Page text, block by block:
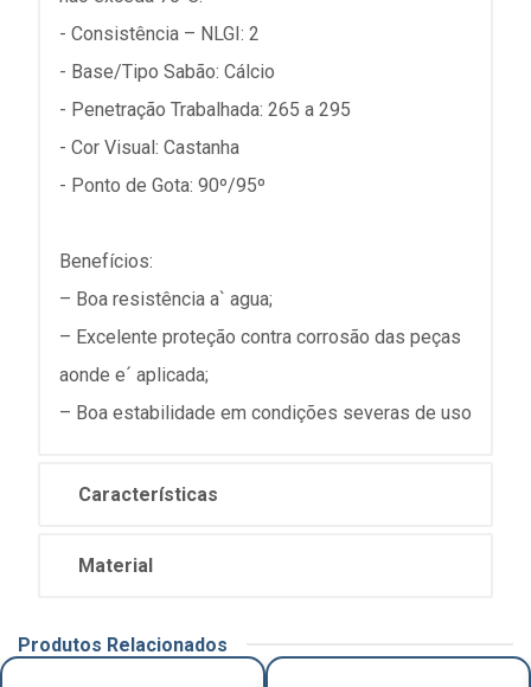
- Consistência – NLGI: 2
- Base/Tipo Sabão: Cálcio
- Penetração Trabalhada: 265 a 295
- Cor Visual: Castanha
- Ponto de Gota: 90º/95º
Benefícios:
– Boa resistência a` agua;
– Excelente proteção contra corrosão das peças
aonde e´ aplicada;
– Boa estabilidade em condições severas de uso
Características
Material
Produtos Relacionados